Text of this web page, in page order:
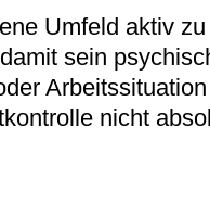
Umfeld aktiv
sein
nicht